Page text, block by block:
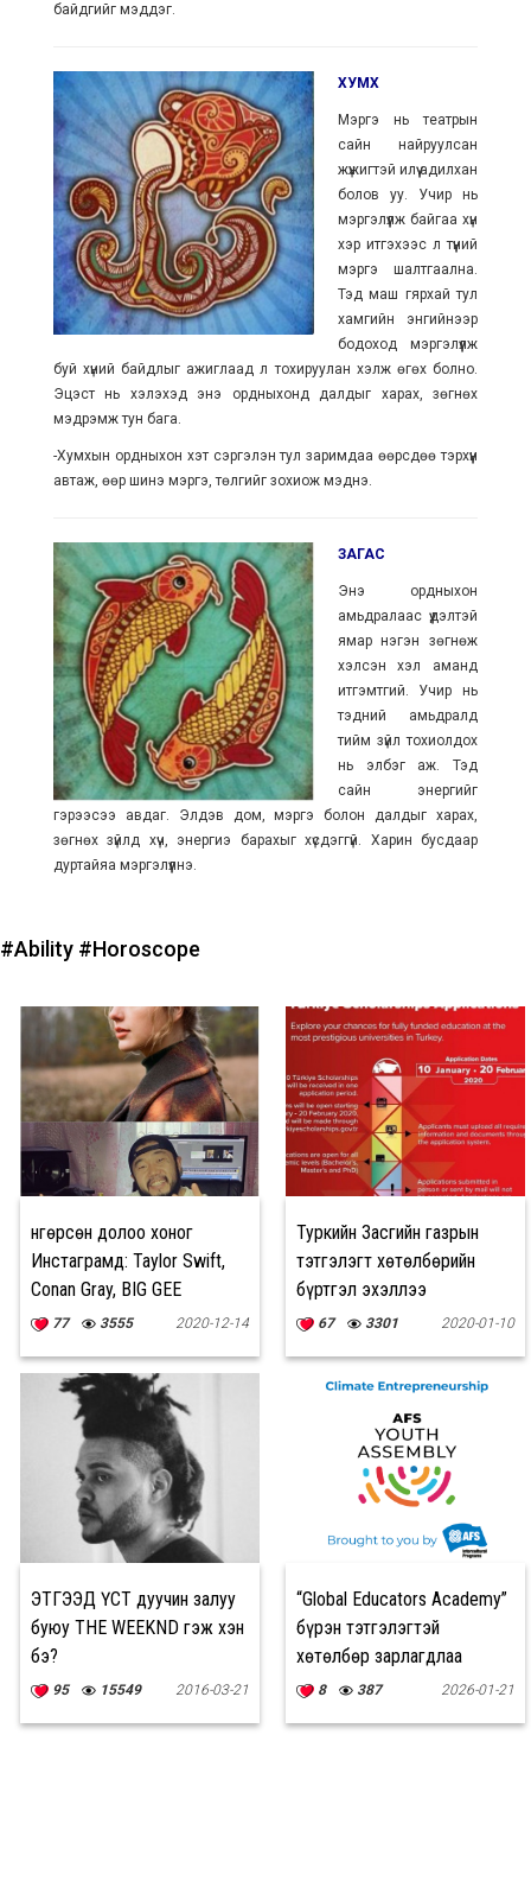
байдгийг мэддэг.
ХУМХ
Мэргэ нь театрын
сайн найруулсан
жүжигтэй илүү адилхан
болов уу. Учир нь
мэргэлүүлж байгаа хүн
хэр итгэхээс л түүний
мэргэ шалтгаална.
Тэд маш гярхай тул
хамгийн энгийнээр
бодоход мэргэлүүлж
буй хүний байдлыг ажиглаад л тохируулан хэлж өгөх болно.
Эцэст нь хэлэхэд энэ ордныхонд далдыг харах, зөгнөх
мэдрэмж тун бага.
-Хумхын ордныхон хэт сэргэлэн тул заримдаа өөрсдөө тэрхүүн
автаж, өөр шинэ мэргэ, төлгийг зохиож мэднэ.
ЗАГАС
Энэ ордныхон
амьдралаас үүдэлтэй
ямар нэгэн зөгнөж
хэлсэн хэл аманд
итгэмтгий. Учир нь
тэдний амьдралд
тийм зүйл тохиолдох
нь элбэг аж. Тэд
сайн энергийг
гэрээсээ авдаг. Элдэв дом, мэргэ болон далдыг харах,
зөгнөх зүйлд хүч, энергиэ барахыг хүсдэггүй. Харин бусдаар
дуртайяа мэргэлүүлнэ.
#Ability #Horoscope
Өнгөрсөн долоо хоног
Инстаграмд: Taylor Swift,
Conan Gray, BIG GEE
77 3555 2020-12-14
Туркийн Засгийн газрын
тэтгэлэгт хөтөлбөрийн
бүртгэл эхэллээ
67 3301 2020-01-10
ЭТГЭЭД ҮСТ дуучин залуу
буюу THE WEEKND гэж хэн
бэ?
95 15549 2016-03-21
“Global Educators Academy”
бүрэн тэтгэлэгтэй
хөтөлбөр зарлагдлаа
8 387 2026-01-21